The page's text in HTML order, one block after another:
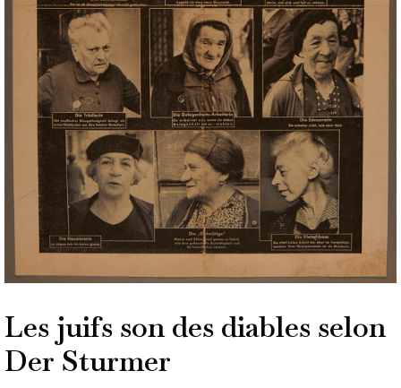
Les juifs son des diables selon
Der Sturmer